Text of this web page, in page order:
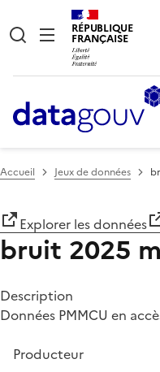
RÉPUBLIQUE
FRANÇAISE
Accueil Jeux de données
Explorer les données
bruit 2025
Description
Données PMMCU en
Producteur